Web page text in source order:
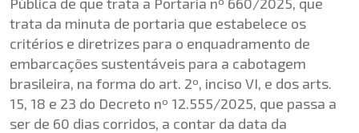
trata da minuta de portaria que estabelece os
critérios e diretrizes para o enquadramento de
embarcações sustentáveis para a cabotagem
brasileira, na forma do art. 2º, inciso VI, e dos arts.
15, 18 e 23 do Decreto nº 12.555/2025, que passa a
ser de 60 dias corridos, a contar da data da